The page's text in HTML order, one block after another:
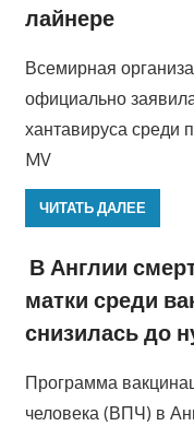
лайнере
Всемирная
официально
хантавируса среди
MV
ЧИТАТЬ ДАЛЕЕ
В Англии
матки среди
снизилась до
Программа
человека (ВПЧ) в